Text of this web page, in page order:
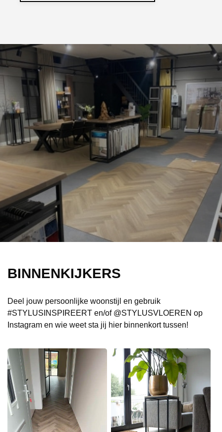
BINNENKIJKERS
Deel jouw persoonlijke woonstijl en gebruik
#STYLUSINSPIREERT en/of @STYLUSVLOEREN op
Instagram en wie weet sta jij hier binnenkort tussen!